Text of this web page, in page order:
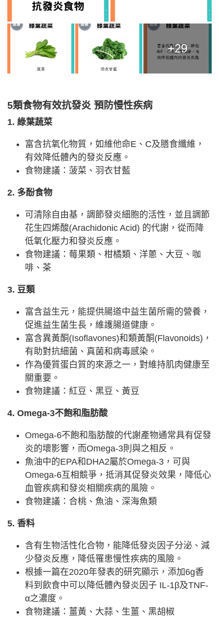
+29
5類食物有效抗發炎 預防慢性疾病
1. 綠葉蔬菜
富含抗氧化物質，如維他命E、C及膳食纖維，
有效降低體內的發炎反應。
食物建議：菠菜、羽衣甘藍
2. 多酚食物
可清除自由基，調節發炎細胞的活性，並且調節
花生四烯酸(Arachidonic Acid) 的代謝，從而降
低氧化壓力和發炎反應。
食物建議：莓果類、柑橘類、洋蔥、大豆、咖
啡、茶
3. 豆類
富含益生元，能提供腸道中益生菌所需的營養，
促進益生菌生長，維護腸道健康。
富含異黃酮(Isoflavones)和類黃酮(Flavonoids)，
有助對抗細菌、真菌和病毒感染。
作為優質蛋白質的來源之一，對維持肌肉健康至
關重要。
食物建議：紅豆、黑豆、黃豆
4. Omega-3不飽和脂肪酸
Omega-6不飽和脂肪酸的代謝產物通常具有促發
炎的壞影響，而Omega-3則與之相反。
魚油中的EPA和DHA2屬於Omega-3，可與
Omega-6互相競爭，抵消其促發炎效果，降低心
血管疾病和發炎相關疾病的風險。
食物建議：合桃、魚油、深海魚類
5. 香料
含有生物活性化合物，能降低發炎因子分泌、減
少發炎反應，降低罹患慢性疾病的風險。
根據一篇在2020年發表的研究顯示，添加6g香
料到飲食中可以降低體內發炎因子 IL-1β及TNF-
α之濃度。
食物建議：薑黃、大蒜、生薑、黑胡椒